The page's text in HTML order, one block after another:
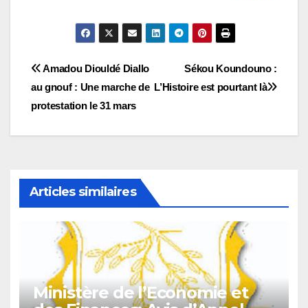
Navigation
de
l’article
Sékou Koundouno :
L’Histoire est pourtant là
Amadou Diouldé Diallo
au gnouf : Une marche de
protestation le 31 mars
Articles similaires
Ministère de l’Economie et